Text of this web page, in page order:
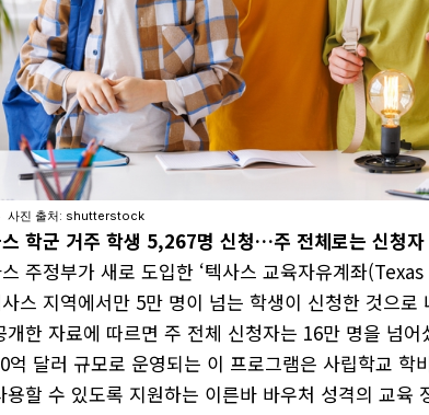
사진 출처: shutterstock
스학군 거주학생 5,267명신청…주전체로는신청
주정부가 새로 도입한 ‘텍사스 교육자유계좌
스 지역에서만 5만 명이 넘는 학생이 신청한 것으
개한 자료에 따르면 주 전체 신청자는 16만 명을 넘어
억 달러 규모로 운영되는 이 프로그램은 사립학교
용할 수 있도록 지원하는 이른바 바우처 성격의 교육